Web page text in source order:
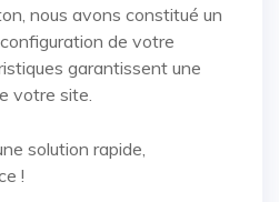
nous avons constitué un
de votre
garantissent une
votre site.
solution rapide,
!